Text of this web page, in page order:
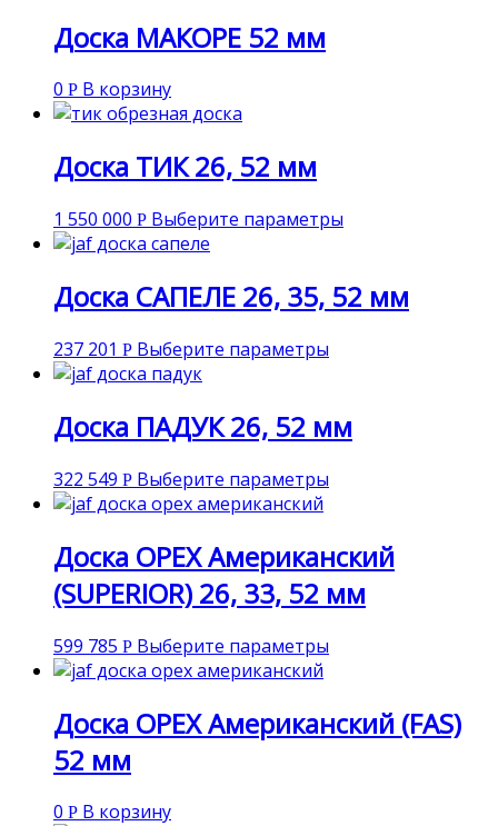
Доска МАКОРЕ 52 мм
0 Р В корзину
Доска ТИК 26, 52 мм
1 550 000 Р Выберите параметры
Доска САПЕЛЕ 26, 35, 52 мм
237 201 Р Выберите параметры
Доска ПАДУК 26, 52 мм
322 549 Р Выберите параметры
Доска ОРЕХ Американский
(SUPERIOR) 26, 33, 52 мм
599 785 Р Выберите параметры
Доска ОРЕХ Американский (FAS)
52 мм
0 Р В корзину